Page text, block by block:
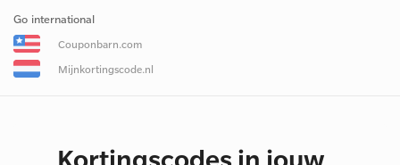
Go international
Couponbarn.com
Mijnkortingscode.nl
Kortingscodes in jouw